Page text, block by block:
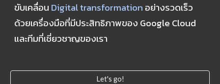
ขับเคลื่อน Digital transformation อย่างรวดเร็ว
ด้วยเครื่องมือที่มีประสิทธิภาพของ Google Cloud
และทีมที่เชี่ยวชาญของเรา
Let's go!